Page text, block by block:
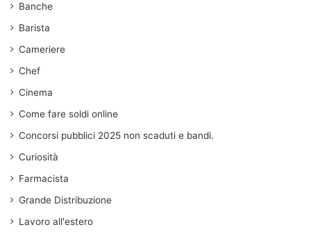
Banche
Barista
Cameriere
Chef
Cinema
Come fare soldi online
Concorsi pubblici 2025 non scaduti e bandi.
Curiosità
Farmacista
Grande Distribuzione
Lavoro all'estero